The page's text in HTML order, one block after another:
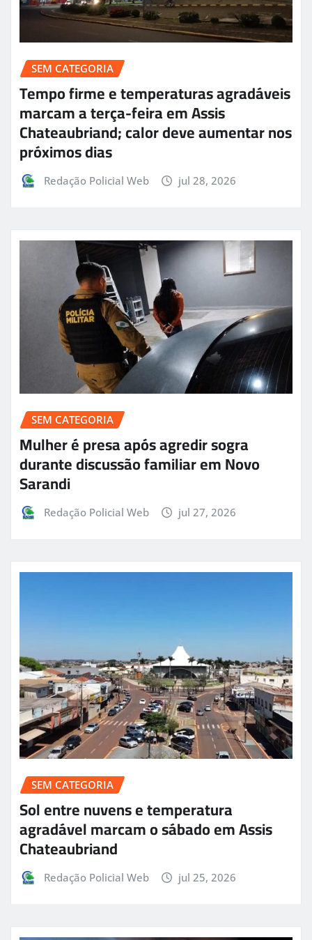
SEM CATEGORIA
Tempo firme e temperaturas agradáveis
marcam a terça-feira em Assis
Chateaubriand; calor deve aumentar nos
próximos dias
Redação Policial Web jul 28, 2026
SEM CATEGORIA
Mulher é presa após agredir sogra
durante discussão familiar em Novo
Sarandi
Redação Policial Web jul 27, 2026
SEM CATEGORIA
Sol entre nuvens e temperatura
agradável marcam o sábado em Assis
Chateaubriand
Redação Policial Web jul 25, 2026